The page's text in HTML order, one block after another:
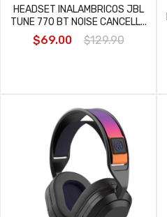
HEADSET INALAMBRICOS JBL
TUNE 770 BT NOISE CANCELL...
$69.00 $129.90